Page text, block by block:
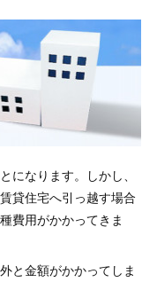
になります。しかし、
貸住宅へ引っ越す場合
費用がかかってきま
と金額がかかってしま